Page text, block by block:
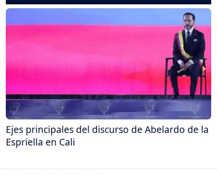
Ejes principales del discurso de Abelardo de la
Espriella en Cali